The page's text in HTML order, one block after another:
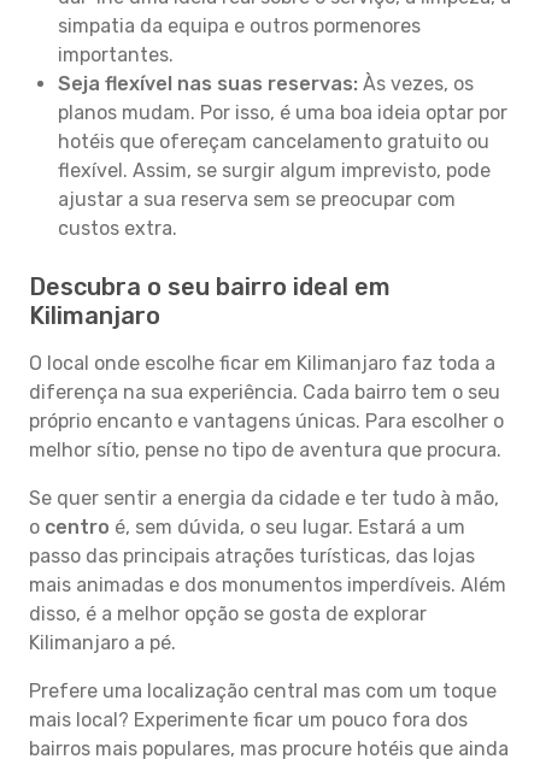
simpatia da equipa e outros pormenores
importantes.
Seja flexível nas suas reservas: Às vezes, os
planos mudam. Por isso, é uma boa ideia optar por
hotéis que ofereçam cancelamento gratuito ou
flexível. Assim, se surgir algum imprevisto, pode
ajustar a sua reserva sem se preocupar com
custos extra.
Descubra o seu bairro ideal em
Kilimanjaro
O local onde escolhe ficar em Kilimanjaro faz toda a
diferença na sua experiência. Cada bairro tem o seu
próprio encanto e vantagens únicas. Para escolher o
melhor sítio, pense no tipo de aventura que procura.
Se quer sentir a energia da cidade e ter tudo à mão,
o centro é, sem dúvida, o seu lugar. Estará a um
passo das principais atrações turísticas, das lojas
mais animadas e dos monumentos imperdíveis. Além
disso, é a melhor opção se gosta de explorar
Kilimanjaro a pé.
Prefere uma localização central mas com um toque
mais local? Experimente ficar um pouco fora dos
bairros mais populares, mas procure hotéis que ainda